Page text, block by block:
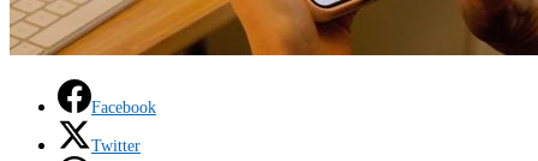
Facebook
Twitter